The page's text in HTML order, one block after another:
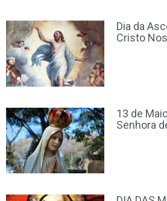
Dia da
Cristo
13 de
Senhora